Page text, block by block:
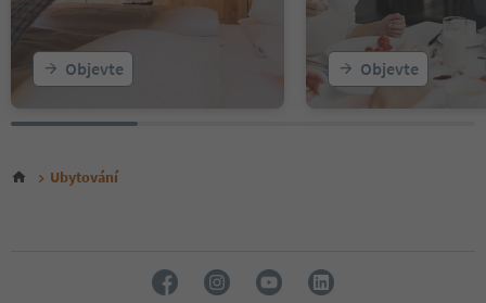
Objevte Objevte
Ubytování